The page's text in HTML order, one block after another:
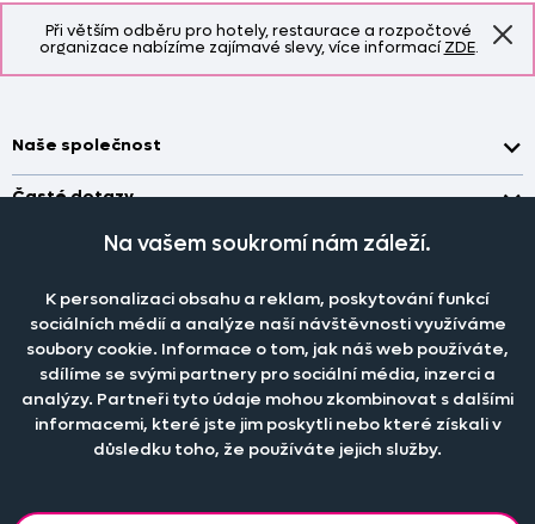
Při větším odběru pro hotely, restaurace a rozpočtové
organizace nabízíme zajímavé slevy, více informacíZDE.
Staňte se členem klubu Dante.cz
Objevte slevy pro členy, získejte akční nabídky, novinky, tipy a
Naše společnost
Doprava a platba
Obchodní podmínky
Nastavení cookies
Katalog zdarma
Časté dotazy
Jak změřit okno pro nákup záclon?
Jak prát záclony a závěsy?
Jak prát povlečení a prostěradla?
Informace o materiálech
Šití záclon a závěsů
PRODEJNÍ ODDĚLENÍ - TELEFONICKY
po-pá 7:30 - 16:00
Tel.:777 111 818
e-mail:dotazy@dante.cz
reklamace:reklamace@dante.cz
Na vašem soukromí nám záleží.
K personalizaci obsahu a reklam, poskytování funkcí
sociálních médií a analýze naší návštěvnosti využíváme
soubory cookie. Informace o tom, jak náš web používáte,
sdílíme se svými partnery pro sociální média, inzerci a
analýzy. Partneři tyto údaje mohou zkombinovat s dalšími
informacemi, které jste jim poskytli nebo které získali v
důsledku toho, že používáte jejich služby.